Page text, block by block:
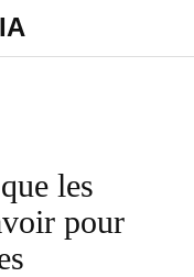
les
pour